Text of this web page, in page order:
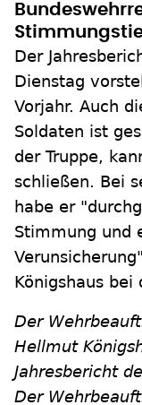
Der
Dienstag
Vorjahr. Auch
Soldaten ist
der Truppe,
schließen. Bei
habe er
Stimmung und
Königshaus bei
Der
Hellmut
Jahresbericht
Der